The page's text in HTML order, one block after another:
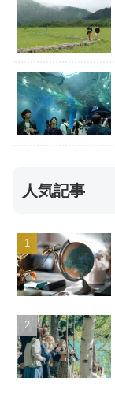
人気記事